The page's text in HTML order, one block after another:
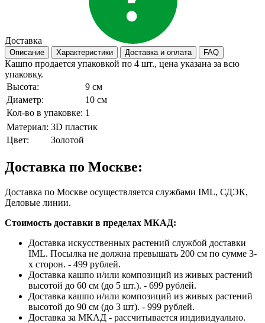
Доставка
Описание Характеристики Доставка и оплата FAQ
Кашпо продается упаковкой по 4 шт., цена указана за всю
упаковку.
Высота:
9 см
Диаметр:
10 см
Кол-во в упаковке: 1
Материал: 3D пластик
Цвет:
Золотой
Доставка по Москве:
Доставка по Москве осуществляется службами IML, СДЭК,
Деловые линии.
Стоимость доставки в пределах МКАД:
Доставка искусственных растений службой доставки
IML. Посылка не должна превышать 200 см по сумме 3-
х сторон. - 499 рублей.
Доставка кашпо и/или композиций из живых растений
высотой до 60 см (до 5 шт.). - 699 рублей.
Доставка кашпо и/или композиций из живых растений
высотой до 90 см (до 3 шт). - 999 рублей.
Доставка за МКАД - рассчитывается индивидуально.